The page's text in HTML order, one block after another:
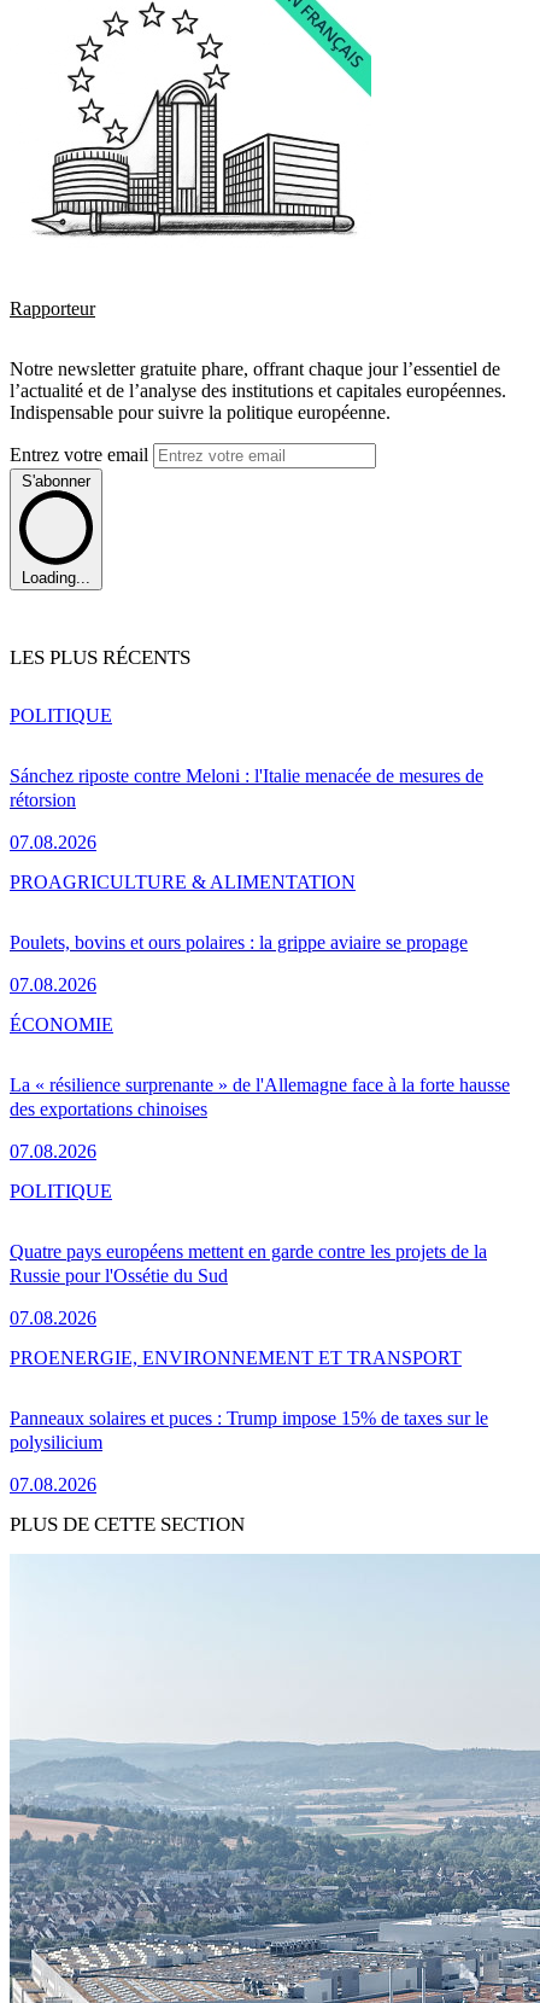
Rapporteur
Notre newsletter gratuite phare, offrant chaque jour l’essentiel de
l’actualité et de l’analyse des institutions et capitales européennes.
Indispensable pour suivre la politique européenne.
Entrez votre email
S'abonner
Loading...
LES PLUS RÉCENTS
Sánchez riposte contre Meloni : l'Italie menacée de mesures de
rétorsion
07.08.2026
POLITIQUE
Poulets, bovins et ours polaires : la grippe aviaire se propage
07.08.2026
PROAGRICULTURE & ALIMENTATION
La « résilience surprenante » de l'Allemagne face à la forte hausse
des exportations chinoises
07.08.2026
ÉCONOMIE
Quatre pays européens mettent en garde contre les projets de la
Russie pour l'Ossétie du Sud
07.08.2026
POLITIQUE
Panneaux solaires et puces : Trump impose 15% de taxes sur le
polysilicium
07.08.2026
PROENERGIE, ENVIRONNEMENT ET TRANSPORT
PLUS DE CETTE SECTION